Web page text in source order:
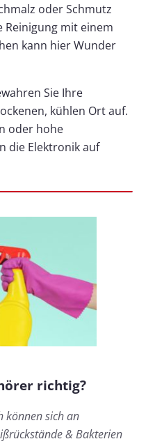
oder Schmutz
Reinigung mit einem
kann hier Wunder
Sie Ihre
kühlen Ort auf.
oder hohe
die Elektronik auf
richtig?
können sich an
& Bakterien